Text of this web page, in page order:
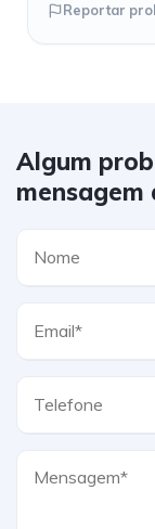
Reportar
Algum
mensagem